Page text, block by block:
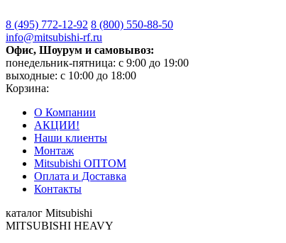
8 (495) 772-12-92 8 (800) 550-88-50
info@mitsubishi-rf.ru
Офис, Шоурум и самовывоз:
понедельник-пятница: с 9:00 до 19:00
выходные: с 10:00 до 18:00
Корзина:
О Компании
АКЦИИ!
Наши клиенты
Монтаж
Mitsubishi ОПТОМ
Оплата и Доставка
Контакты
каталог Mitsubishi
MITSUBISHI HEAVY